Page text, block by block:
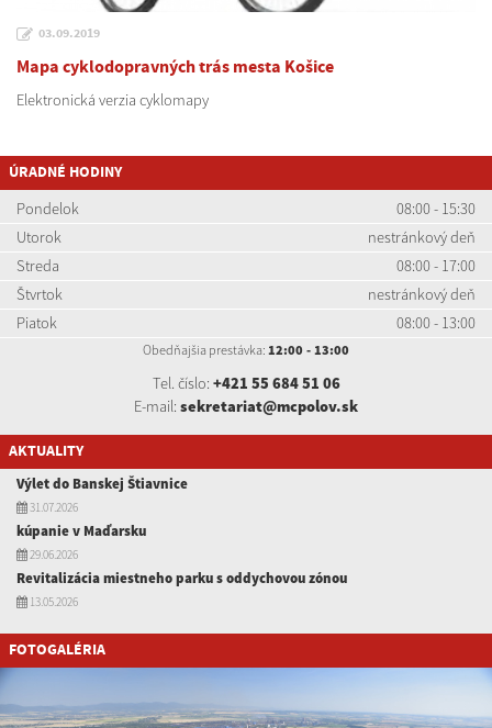
03.09.2019
Mapa cyklodopravných trás mesta Košice
Elektronická verzia cyklomapy
ÚRADNÉ HODINY
Pondelok
08:00 - 15:30
Utorok
nestránkový deň
Streda
08:00 - 17:00
Štvrtok
nestránkový deň
Piatok
08:00 - 13:00
Obedňajšia prestávka: 12:00 - 13:00
Tel. číslo: +421 55 684 51 06
E-mail: sekretariat@mcpolov.sk
AKTUALITY
Výlet do Banskej Štiavnice
31.07.2026
kúpanie v Maďarsku
29.06.2026
Revitalizácia miestneho parku s oddychovou zónou
13.05.2026
FOTOGALÉRIA